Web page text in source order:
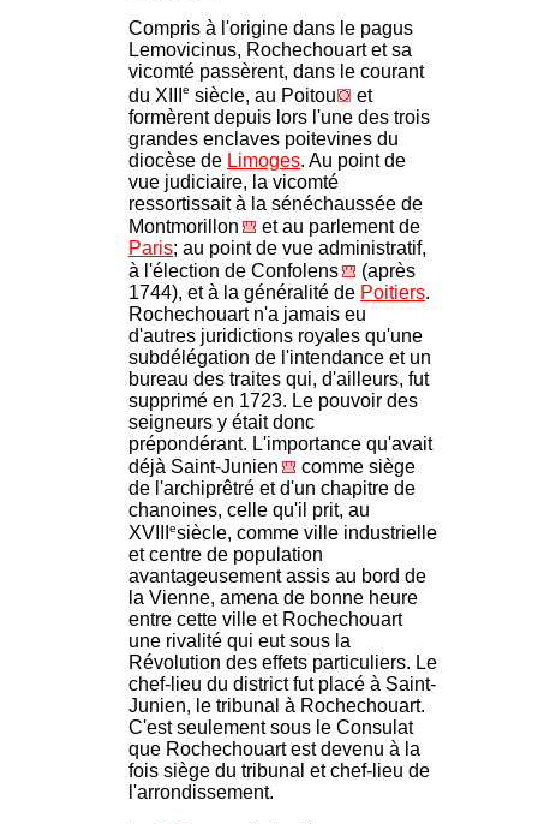
Compris à l'origine dans le pagus
Lemovicinus, Rochechouart et sa
vicomté passèrent, dans le courant
du XIII
e siècle, au Poitou
et
formèrent depuis lors l'une des trois
grandes enclaves poitevines du
diocèse de Limoges. Au point de
vue judiciaire, la vicomté
ressortissait à la sénéchaussée de
Montmorillon
et au parlement de
Paris; au point de vue administratif,
à l'élection de Confolens
(après
1744), et à la généralité de Poitiers.
Rochechouart n'a jamais eu
d'autres juridictions royales qu'une
subdélégation de l'intendance et un
bureau des traites qui, d'ailleurs, fut
supprimé en 1723. Le pouvoir des
seigneurs y était donc
prépondérant. L'importance qu'avait
déjà Saint-Junien
comme siège
de l'archiprêtré et d'un chapitre de
chanoines, celle qu'il prit, au
XVIII
esiècle, comme ville industrielle
et centre de population
avantageusement assis au bord de
la Vienne, amena de bonne heure
entre cette ville et Rochechouart
une rivalité qui eut sous la
Révolution des effets particuliers. Le
chef-lieu du district fut placé à Saint-
Junien, le tribunal à Rochechouart.
C'est seulement sous le Consulat
que Rochechouart est devenu à la
fois siège du tribunal et chef-lieu de
l'arrondissement.